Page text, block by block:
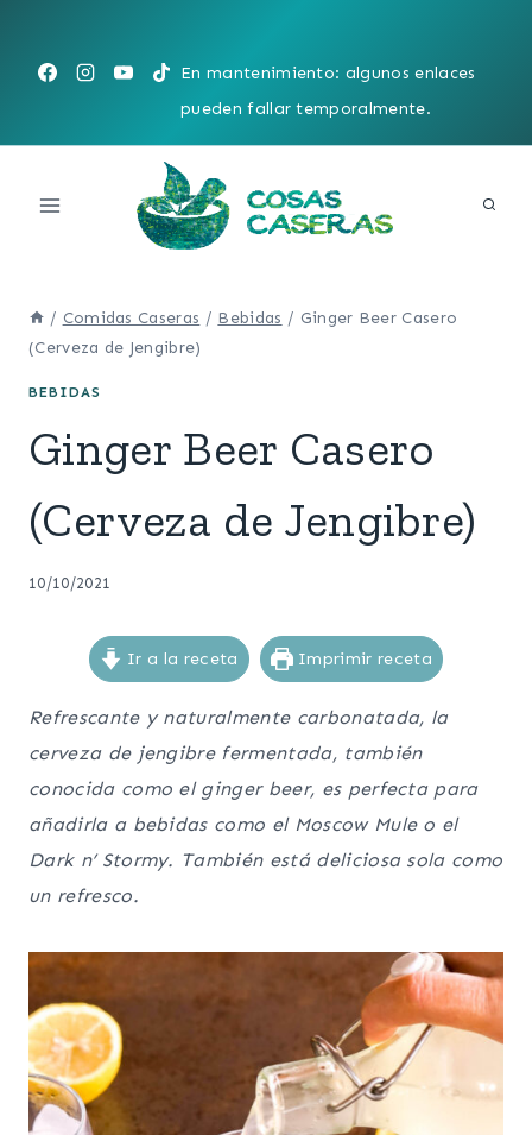
contenido
En mantenimiento: algunos enlaces
pueden fallar temporalmente.
/ Comidas Caseras / Bebidas / Ginger Beer Casero
(Cerveza de Jengibre)
BEBIDAS
Ginger Beer Casero
(Cerveza de Jengibre)
10/10/2021
Ir a la receta Imprimir receta
Refrescante y naturalmente carbonatada, la
cerveza de jengibre fermentada, también
conocida como el ginger beer, es perfecta para
añadirla a bebidas como el Moscow Mule o el
Dark n’ Stormy. También está deliciosa sola como
un refresco.